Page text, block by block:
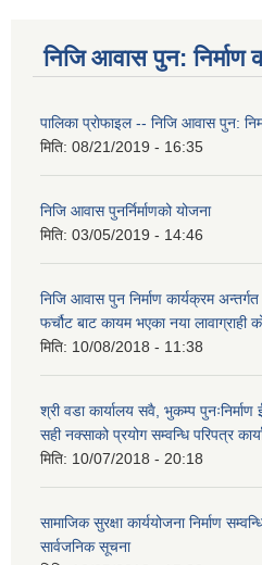
निजि आवास पुन: निर्माण
पालिका प्राेफाइल -- निजि आवास पुन:
मिति: 08/21/2019 - 16:35
निजि आवास पुनर्निर्माणको योजना
मिति: 03/05/2019 - 14:46
निजि आवास पुन निर्माण कार्यक्रम
फर्चौट बाट कायम भएका नया लावाग्राही
मिति: 10/08/2018 - 11:38
श्री वडा कार्यालय सवै, भुकम्प पुनःनिर्माण
सही नक्साको प्रयोग सम्वन्धि परिपत्र
मिति: 10/07/2018 - 20:18
सामाजिक सुरक्षा कार्ययोजना निर्माण
सार्वजनिक सूचना